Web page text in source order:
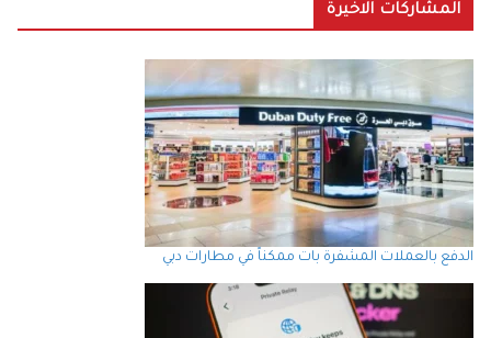
المشاركات الاخيرة
الدفع بالعملات المشفرة بات ممكناً في مطارات دبي